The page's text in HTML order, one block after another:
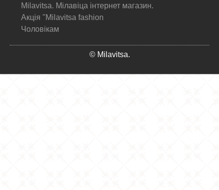
Milavitsa. Мілавіца інтернет магазин.
Акція "Milavitsa fashion
Чоловікам
© Milavitsa.